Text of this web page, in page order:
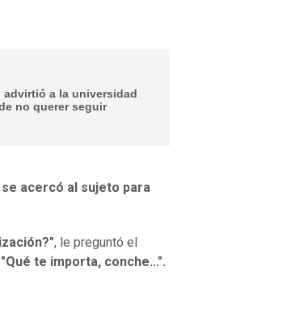
advirtió a la universidad
no querer seguir
se acercó al sujeto para
, le preguntó el
"Qué te importa, conche...".